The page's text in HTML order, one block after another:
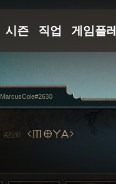
#2630 MOYA
MarcusCole#2630